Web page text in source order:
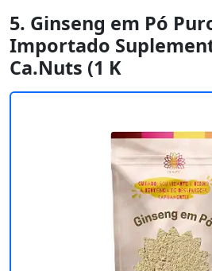
5. Ginseng em Pó
Importado
Ca.Nuts (1 K